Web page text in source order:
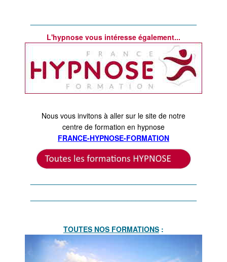
L'hypnose vous intéresse également...
Nous vous invitons à aller sur le site de notre
centre de formation en hypnose
FRANCE-HYPNOSE-FORMATION
TOUTES NOS FORMATIONS :